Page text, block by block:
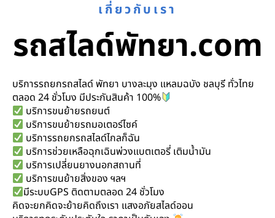
เกี่ยวกับเรา
รถสไลด์พัทยา.com
บริการรถยกรถสไลด์ พัทยา บางละมุง แหลมฉบัง ชลบุรี ทั่วไทย
ตลอด 24 ชั่วโมง มีประกันสินค้า 100%
บริการขนย้ายรถยนต์
บริการขนย้ายรถมอเตอร์ไซค์
บริการรถยกรถสไลด์ไกลก็ฉัน
บริการช่วยเหลือฉุกเฉินพ่วงแบตเตอรี่ เติมน้ำมัน
บริการเปลี่ยนยางนอกสถานที่
บริการขนย้ายสิ่งของ ฯลฯ
มีระบบGPS ติดตามตลอด 24 ชั่วโมง
คิดจะยกคิดจะย้ายคิดถึงเรา แสงอภัยสไลด์ออน